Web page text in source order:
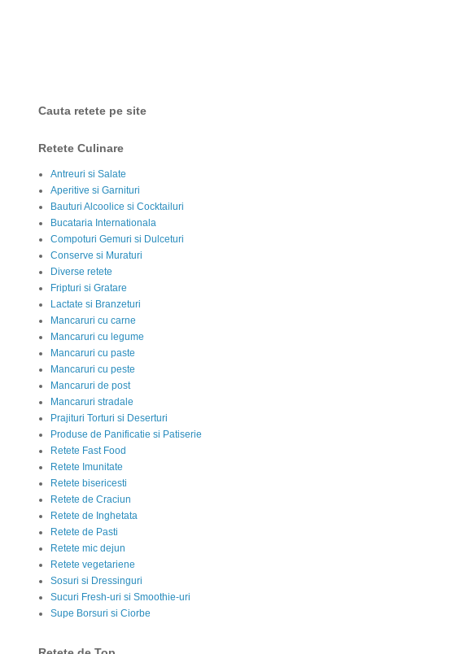
Cauta retete pe site
Retete Culinare
Antreuri si Salate
Aperitive si Garnituri
Bauturi Alcoolice si Cocktailuri
Bucataria Internationala
Compoturi Gemuri si Dulceturi
Conserve si Muraturi
Diverse retete
Fripturi si Gratare
Lactate si Branzeturi
Mancaruri cu carne
Mancaruri cu legume
Mancaruri cu paste
Mancaruri cu peste
Mancaruri de post
Mancaruri stradale
Prajituri Torturi si Deserturi
Produse de Panificatie si Patiserie
Retete Fast Food
Retete Imunitate
Retete bisericesti
Retete de Craciun
Retete de Inghetata
Retete de Pasti
Retete mic dejun
Retete vegetariene
Sosuri si Dressinguri
Sucuri Fresh-uri si Smoothie-uri
Supe Borsuri si Ciorbe